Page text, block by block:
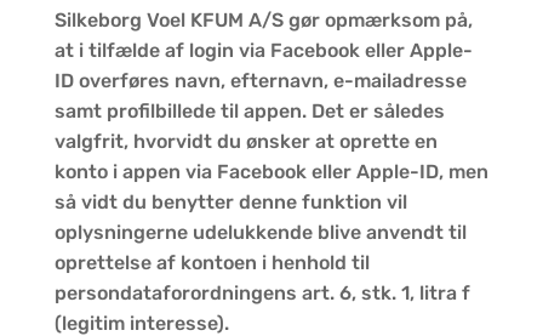
Silkeborg Voel KFUM A/S gør opmærksom på,
at i tilfælde af login via Facebook eller Apple-
ID overføres navn, efternavn, e-mailadresse
samt profilbillede til appen. Det er således
valgfrit, hvorvidt du ønsker at oprette en
konto i appen via Facebook eller Apple-ID, men
så vidt du benytter denne funktion vil
oplysningerne udelukkende blive anvendt til
oprettelse af kontoen i henhold til
persondataforordningens art. 6, stk. 1, litra f
(legitim interesse).